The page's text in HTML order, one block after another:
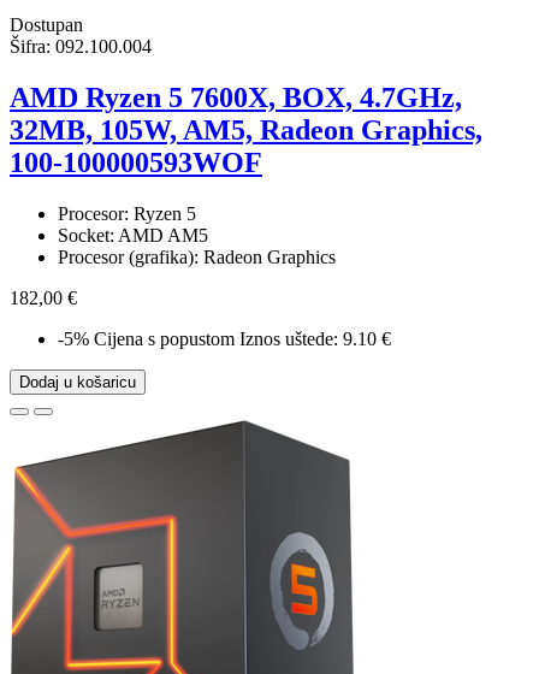
Dostupan
Šifra: 092.100.004
AMD Ryzen 5 7600X, BOX, 4.7GHz,
32MB, 105W, AM5, Radeon Graphics,
100-100000593WOF
Procesor: Ryzen 5
Socket: AMD AM5
Procesor (grafika): Radeon Graphics
182,00 €
-5% Cijena s popustom Iznos uštede: 9.10 €
Dodaj u košaricu